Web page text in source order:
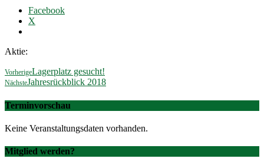
Facebook
X
Aktie:
VorherigeLagerplatz gesucht!
NächsteJahresrückblick 2018
Terminvorschau
Keine Veranstaltungsdaten vorhanden.
Mitglied werden?